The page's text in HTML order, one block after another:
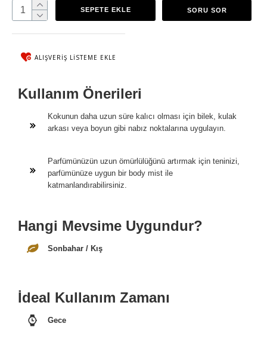
SEPETE EKLE SORU SOR
ALIŞVERIŞ LISTEME EKLE
Kullanım Önerileri
Kokunun daha uzun süre kalıcı olması için bilek, kulak
arkası veya boyun gibi nabız noktalarına uygulayın.
Parfümünüzün uzun ömürlülüğünü artırmak için teninizi,
parfümünüze uygun bir body mist ile
katmanlandırabilirsiniz.
Hangi Mevsime Uygundur?
Sonbahar / Kış
İdeal Kullanım Zamanı
Gece